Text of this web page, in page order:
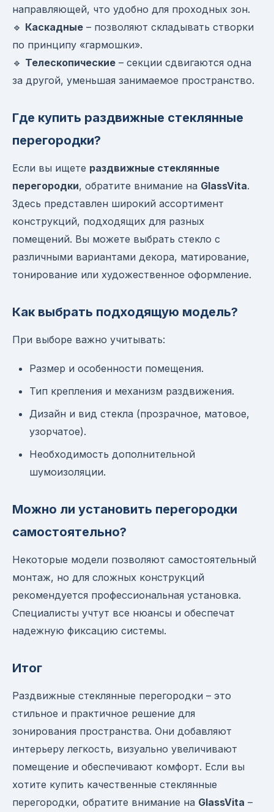
направляющей, что удобно для проходных зон.
🔹 Каскадные – позволяют складывать створки
по принципу «гармошки».
🔹 Телескопические – секции сдвигаются одна
за другой, уменьшая занимаемое пространство.
Где купить раздвижные стеклянные
перегородки?
Если вы ищете раздвижные стеклянные
перегородки, обратите внимание на GlassVita.
Здесь представлен широкий ассортимент
конструкций, подходящих для разных
помещений. Вы можете выбрать стекло с
различными вариантами декора, матирование,
тонирование или художественное оформление.
Как выбрать подходящую модель?
При выборе важно учитывать:
Размер и особенности помещения.
Тип крепления и механизм раздвижения.
Дизайн и вид стекла (прозрачное, матовое,
узорчатое).
Необходимость дополнительной
шумоизоляции.
Можно ли установить перегородки
самостоятельно?
Некоторые модели позволяют самостоятельный
монтаж, но для сложных конструкций
рекомендуется профессиональная установка.
Специалисты учтут все нюансы и обеспечат
надежную фиксацию системы.
Итог
Раздвижные стеклянные перегородки – это
стильное и практичное решение для
зонирования пространства. Они добавляют
интерьеру легкость, визуально увеличивают
помещение и обеспечивают комфорт. Если вы
хотите купить качественные стеклянные
перегородки, обратите внимание на GlassVita –